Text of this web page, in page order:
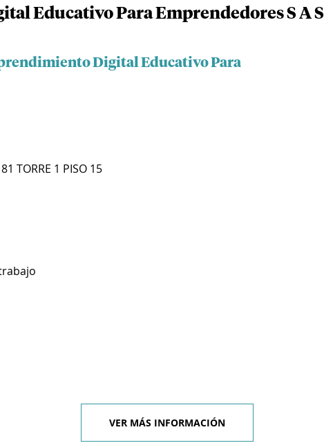
Educativo Para Emprendedores S A S
Digital Educativo Para
TORRE 1 PISO 15
VER MÁS INFORMACIÓN